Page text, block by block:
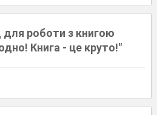
для роботи з книгою
Книга - це круто!"